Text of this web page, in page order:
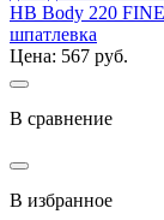
HB Body 220 FINE
шпатлевка
Цена: 567 руб.
В сравнение
В избранное